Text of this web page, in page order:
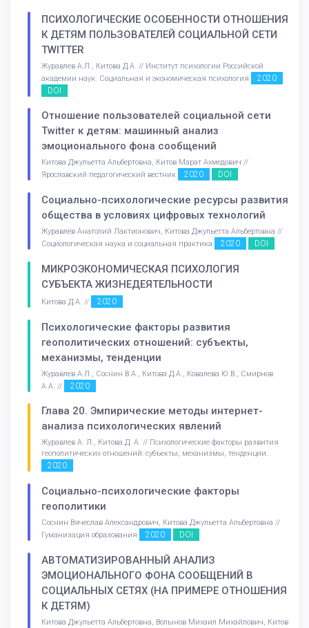
ПСИХОЛОГИЧЕСКИЕ ОСОБЕННОСТИ ОТНОШЕНИЯ
К ДЕТЯМ ПОЛЬЗОВАТЕЛЕЙ СОЦИАЛЬНОЙ СЕТИ
TWITTER
Журавлев А.Л., Китова Д.А. // Институт психологии Российской
академии наук. Социальная и экономическая психология
2020
DOI
Отношение пользователей социальной сети
Twitter к детям: машинный анализ
эмоционального фона сообщений
Китова Джульетта Альбертовна, Китов Марат Ахмедович //
Ярославский педагогический вестник
2020 DOI
Социально-психологические ресурсы развития
общества в условиях цифровых технологий
Журавлёв Анатолий Лактионович, Китова Джульетта Альбертовна //
Социологическая наука и социальная практика
2020 DOI
МИКРОЭКОНОМИЧЕСКАЯ ПСИХОЛОГИЯ
СУБЪЕКТА ЖИЗНЕДЕЯТЕЛЬНОСТИ
Китова Д.А. // 2020
Психологические факторы развития
геополитических отношений: субъекты,
механизмы, тенденции
Журавлев А.Л., Соснин В.А., Китова Д.А., Ковалева Ю.В., Смирнов
А.А. //
2020
Глава 20. Эмпирические методы интернет-
анализа психологических явлений
Журавлев А. Л., Китова Д. А. // Психологические факторы развития
геополитических отношений: субъекты, механизмы, тенденции.
2020
Социально-психологические факторы
геополитики
Соснин Вячеслав Александрович, Китова Джульетта Альбертовна //
Гуманизация образования
2020 DOI
АВТОМАТИЗИРОВАННЫЙ АНАЛИЗ
ЭМОЦИОНАЛЬНОГО ФОНА СООБЩЕНИЙ В
СОЦИАЛЬНЫХ СЕТЯХ (НА ПРИМЕРЕ ОТНОШЕНИЯ
К ДЕТЯМ)
Китова Джульетта Альбертовна, Волынов Михаил Михайлович, Китов